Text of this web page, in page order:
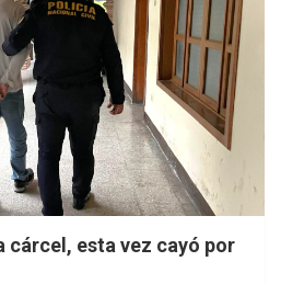
cárcel, esta vez cayó por